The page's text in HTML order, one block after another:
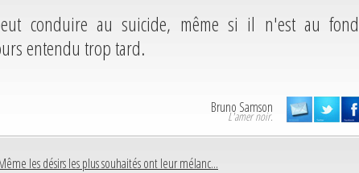
conduire au suicide, même si il n'est au fond
entendu trop tard.
Bruno Samson
L'amer noir.
les désirs les plus souhaités ont leur mélanc...